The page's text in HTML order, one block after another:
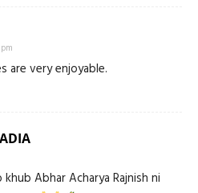
are very enjoyable.
khub Abhar Acharya Rajnish ni